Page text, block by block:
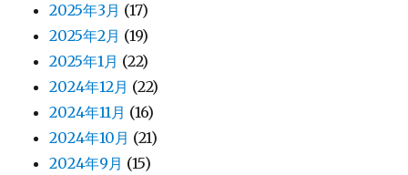
2025年3月 (17)
2025年2月 (19)
2025年1月 (22)
2024年12月 (22)
2024年11月 (16)
2024年10月 (21)
2024年9月 (15)